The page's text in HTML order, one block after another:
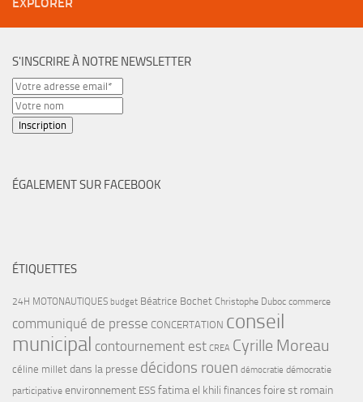
S'INSCRIRE À NOTRE NEWSLETTER
ÉGALEMENT SUR FACEBOOK
ÉTIQUETTES
24H MOTONAUTIQUES budget Béatrice Bochet Christophe Duboc commerce
communiqué de presse CONCERTATION conseil
municipal contournement est CREA Cyrille Moreau
céline millet dans la presse décidons rouen démocratie démocratie
participative environnement ESS fatima el khili finances foire st romain